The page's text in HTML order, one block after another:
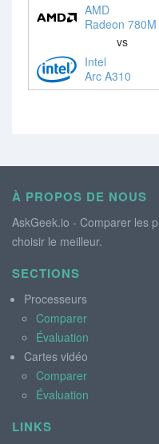
AMD
Radeon 780M
vs
Intel
Arc A310
À PROPOS DE NOUS
AskGeek.io - Comparer les
choisir le meilleur.
SECTIONS
Processeurs
Comparer
Évaluation
Cartes vidéo
Comparer
Évaluation
LINKS